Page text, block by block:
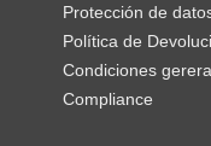
Protección de
Política de
Condiciones
Compliance